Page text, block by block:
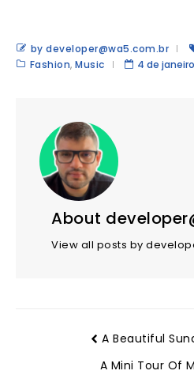
by developer@wa5.com.br
Fashion, Music 4 de
About
View all posts by
A Beautiful
A Mini Tour Of